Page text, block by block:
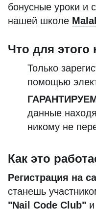
бонусные уроки и
нашей школе
Что для
Только
помощью
данные
никому не
Как это
Регистрация на
станешь
"Nail Code Club"